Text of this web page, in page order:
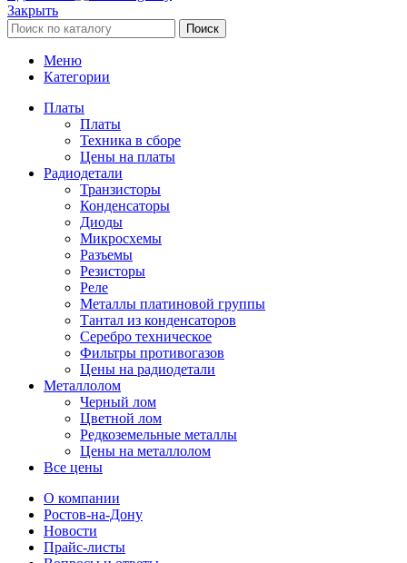
Закрыть
Поиск
Меню
Категории
Платы
Платы
Техника в сборе
Цены на платы
Радиодетали
Транзисторы
Конденсаторы
Диоды
Микросхемы
Разъемы
Резисторы
Реле
Металлы платиновой группы
Тантал из конденсаторов
Серебро техническое
Фильтры противогазов
Цены на радиодетали
Металлолом
Черный лом
Цветной лом
Редкоземельные металлы
Цены на металлолом
Все цены
О компании
Ростов-на-Дону
Новости
Прайс-листы